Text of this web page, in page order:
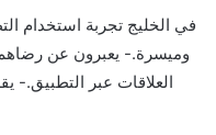
وميسرة.- يعبرون عن
العلاقات عبر التطبيق.-